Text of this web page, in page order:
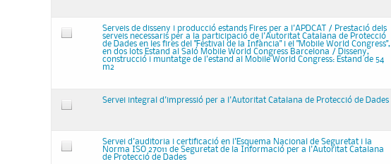
Serveis de disseny i producció estands Fires per a l'APDCAT / Prestació dels
serveis necessaris per a la participació de l'Autoritat Catalana de Protecció
de Dades en les fires del "Festival de la Infància" i el "Mobile World Congress",
en dos lots Estand al Saló Mobile World Congress Barcelona / Disseny,
construcció i muntatge de l'estand al Mobile World Congress: Estand de 54
m2
Servei integral d'impressió per a l'Autoritat Catalana de Protecció de Dades
Servei d'auditoria i certificació en l'Esquema Nacional de Seguretat i la
Norma ISO 27011 de Seguretat de la Informació per a l'Autoritat Catalana
de Protecció de Dades